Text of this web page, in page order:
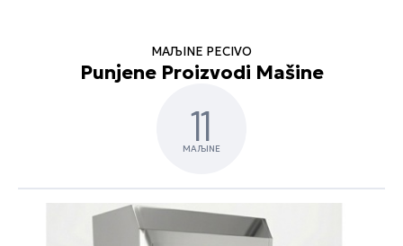
MAЉINE PECIVO
Punjene Proizvodi Mašine
11
MAЉINE